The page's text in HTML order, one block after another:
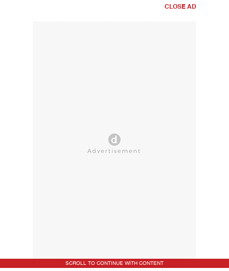
CLOSE AD
SCROLL TO CONTINUE WITH CONTENT